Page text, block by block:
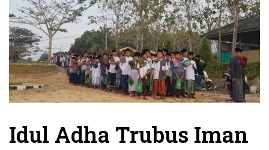
Idul Adha Trubus Iman